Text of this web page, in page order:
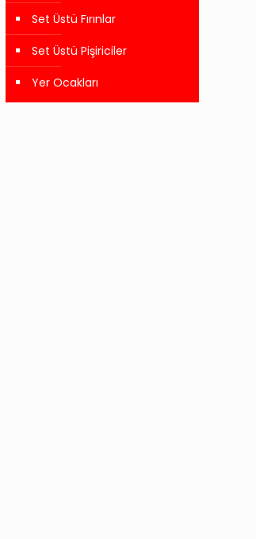
Set Üstü Fırınlar
Set Üstü Pişiriciler
Yer Ocakları